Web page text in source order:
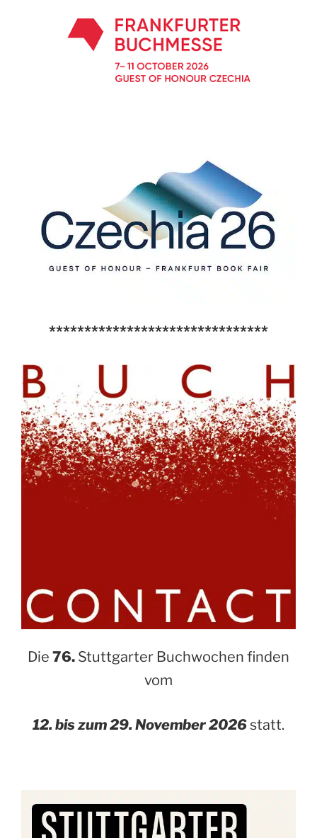
*******************************
Die 76. Stuttgarter Buchwochen finden
vom
12. bis zum 29. November 2026statt.